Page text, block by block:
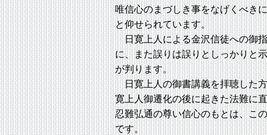
唯信心のまづしき事をなげくべき
と仰せられています。
日寛上人による金沢信徒への御
に、また誤りは誤りとしっかりと
が判ります。
日寛上人の御書講義を拝聴した
寛上人御遷化の後に起きた法難に
忍難弘通の尊い信心のもとは、こ
です。